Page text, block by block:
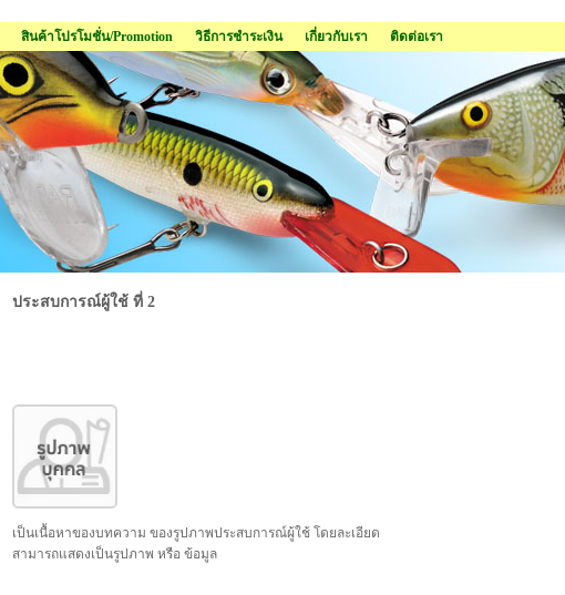
สินค้าโปรโมชั่น/Promotion วิธีการชำระเงิน เกี่ยวกับเรา ติดต่อเรา
ประสบการณ์ผู้ใช้ ที่ 2
เป็นเนื้อหาของบทความ ของรูปภาพประสบการณ์ผู้ใช้ โดยละเอียด
สามารถแสดงเป็นรูปภาพ หรือ ข้อมูล